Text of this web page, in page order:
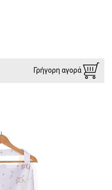
Γρήγορη αγορά